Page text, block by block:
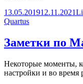
Опубликовано
13.05.201912.11.2021
Quartus
Заметки по
Некоторые моменты,
настройки и во время